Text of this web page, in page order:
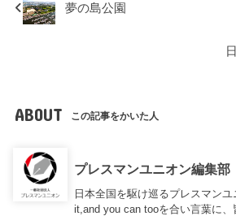
夢の島公園
ABOUT この記事をかいた人
プレスマンユニオン編集部
日本全国を駆け巡るプレスマン
it,and you can tooを合い言葉に、